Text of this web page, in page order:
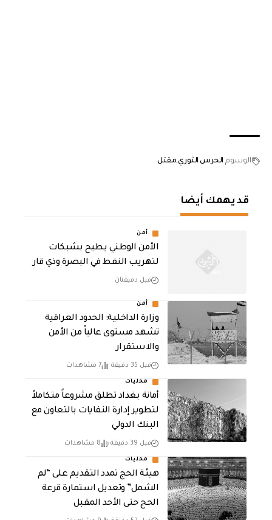
الوسوم الحرس الثوريمقتل
قد يهمك أيضا
أمن
الأمن الوطني يطيح بشبكات
لتهريب النفط في البصرة وذي قار
قبل دقيقتان
أمن
وزارة الداخلية: الحدود العراقية
تشهد مستوى عالياً من الأمن
والاستقرار
قبل 35 دقيقة 7 مشاهدات
محليات
أمانة بغداد تطلق مشروعاً متكاملاً
لتطوير إدارة النفايات بالتعاون مع
البنك الدولي
قبل 39 دقيقة 8 مشاهدات
محليات
هيئة الحج تمدد التقديم على “لم
الشمل” وتعديل استمارة قرعة
الحج حتى الأحد المقبل